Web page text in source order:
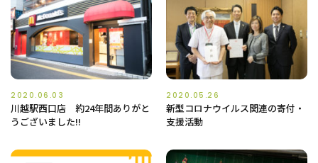
2020.06.03
川越駅西口店 約24年間ありがと
うございました!!
2020.05.26
新型コロナウイルス関連の寄付・
支援活動